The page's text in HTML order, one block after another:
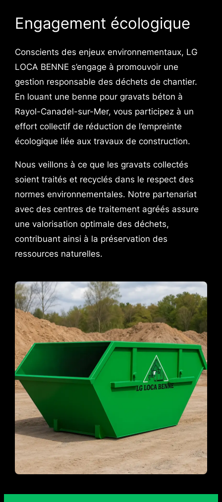
Engagement écologique
Conscients des enjeux environnementaux, LG
LOCA BENNE s’engage à promouvoir une
gestion responsable des déchets de chantier.
En louant une benne pour gravats béton à
Rayol-Canadel-sur-Mer, vous participez à un
effort collectif de réduction de l’empreinte
écologique liée aux travaux de construction.
Nous veillons à ce que les gravats collectés
soient traités et recyclés dans le respect des
normes environnementales. Notre partenariat
avec des centres de traitement agréés assure
une valorisation optimale des déchets,
contribuant ainsi à la préservation des
ressources naturelles.